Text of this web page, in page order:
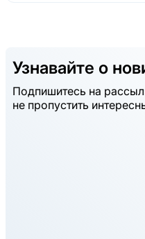
Узнавайте о
Подпишитесь на
не пропустить